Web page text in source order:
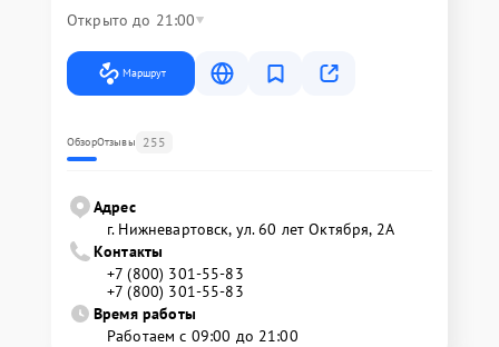
Открыто до 21:00
Маршрут
ОбзорОтзывы 255
Адрес
г. Нижневартовск, ул. 60 лет Октября, 2А
Контакты
+7 (800) 301-55-83
+7 (800) 301-55-83
Время работы
Работаем с 09:00 до 21:00